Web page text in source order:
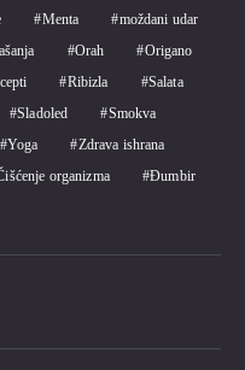
Menta
moždani udar
Orah
Origano
Ribizla
Salata
Sladoled
Smokva
Yoga
Zdrava ishrana
organizma Đumbir